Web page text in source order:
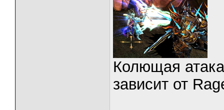
Колющая
зависит от